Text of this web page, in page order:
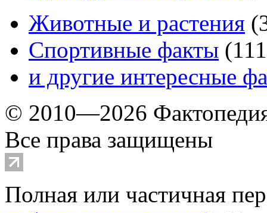
Животные и растения (
Спортивные факты (111
и другие интересные
© 2010—2026
Все права защищены
Полная или частичная